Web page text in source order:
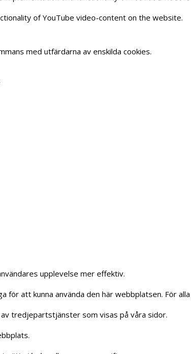
of YouTube video-content on the website.
med utfärdarna av enskilda cookies.
upplevelse mer effektiv.
att kunna använda den här webbplatsen. För
tredjepartstjänster som visas på våra sidor.